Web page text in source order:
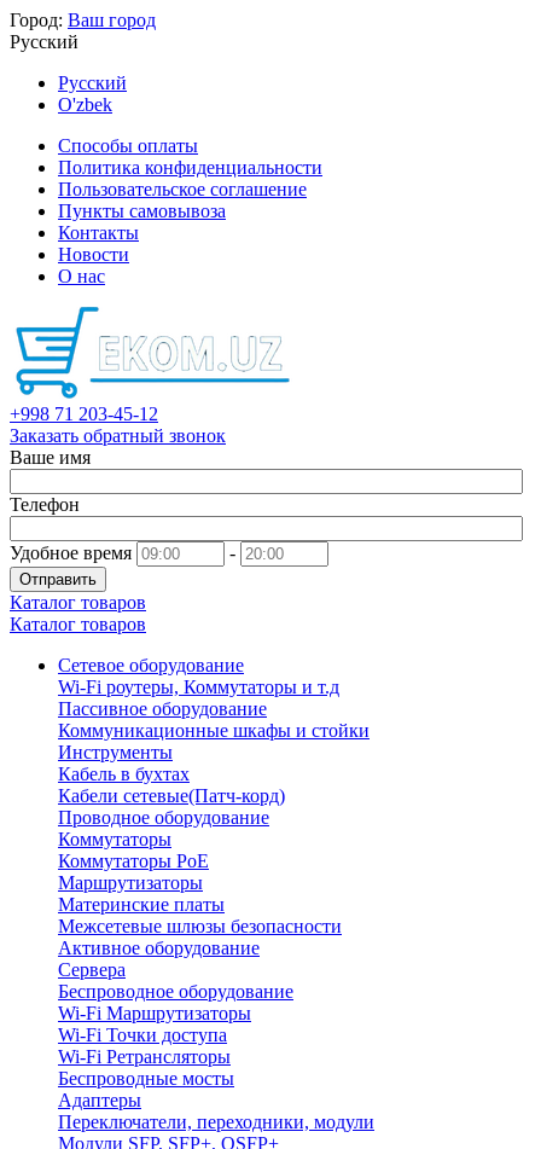
Город: Ваш город
Русский
Русский
O'zbek
Способы оплаты
Политика конфиденциальности
Пользовательское соглашение
Пункты самовывоза
Контакты
Новости
О нас
+998 71 203-45-12
Заказать обратный звонок
Ваше имя
Телефон
Удобное время -
Отправить
Каталог товаров
Каталог товаров
Сетевое оборудование
Wi-Fi роутеры, Коммутаторы и т.д
Пассивное оборудование
Коммуникационные шкафы и стойки
Инструменты
Кабель в бухтах
Кабели сетевые(Патч-корд)
Проводное оборудование
Коммутаторы
Коммутаторы PoE
Маршрутизаторы
Материнские платы
Межсетевые шлюзы безопасности
Активное оборудование
Сервера
Беспроводное оборудование
Wi-Fi Маршрутизаторы
Wi-Fi Точки доступа
Wi-Fi Ретрансляторы
Беспроводные мосты
Адаптеры
Переключатели, переходники, модули
Модули SFP, SFP+, QSFP+